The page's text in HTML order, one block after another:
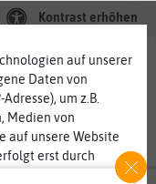
Kontrast erhöhen
0 0
auf unserer
Daten von
um z.B.
Medien von
auf unsere Website
erst durch
mit Dritten, die wir in